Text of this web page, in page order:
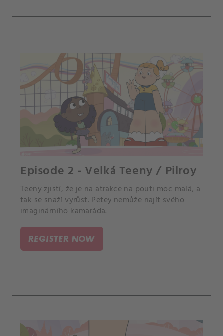
Episode 2 - Velká Teeny / Pilroy
Teeny zjistí, že je na atrakce na pouti moc malá, a
tak se snaží vyrůst. Petey nemůže najít svého
imaginárního kamaráda.
REGISTER NOW